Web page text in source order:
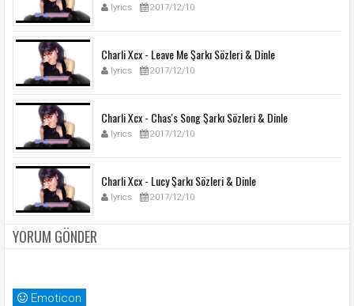
lyrics 2017/12/10
Charli Xcx - Leave Me Şarkı Sözleri & Dinle
lyrics 2017/12/10
Charli Xcx - Chas's Song Şarkı Sözleri & Dinle
lyrics 2017/12/10
Charli Xcx - Lucy Şarkı Sözleri & Dinle
lyrics 2017/12/10
YORUM GÖNDER
Emoticon